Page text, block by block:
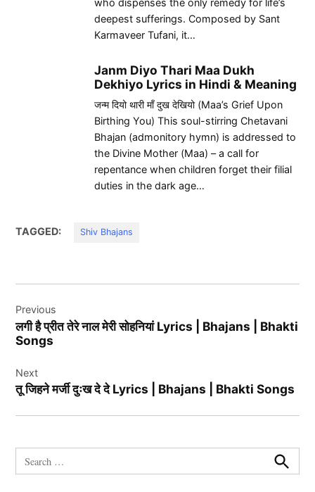
deepest sufferings. Composed by Sant
Karmaveer Tufani, it…
Janm Diyo Thari Maa Dukh
Dekhiyo Lyrics in Hindi & Meaning
जन्म दियो थारी माँ दुख देखियो (Maa’s Grief Upon
Birthing You) This soul-stirring Chetavani
Bhajan (admonitory hymn) is addressed to
the Divine Mother (Maa) – a call for
repentance when children forget their filial
duties in the dark age…
TAGGED: Shiv Bhajans
navigation
Previous
लगी है प्रीत तेरे नाल मेरी सोहनियां Lyrics | Bhajans | Bhakti
Songs
Next
तू जिहने मर्जी दुःख दे दे Lyrics | Bhajans | Bhakti Songs
Search
for:
Search